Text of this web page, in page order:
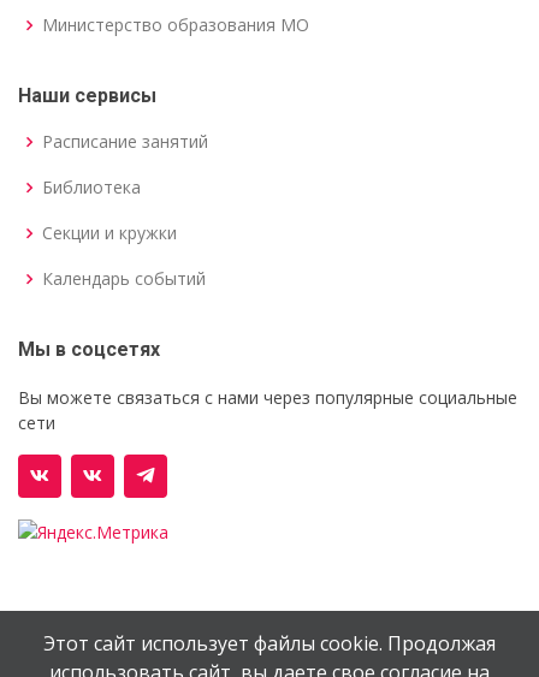
Министерство образования МО
Наши сервисы
Расписание занятий
Библиотека
Секции и кружки
Календарь событий
Мы в соцсетях
Вы можете связаться с нами через популярные социальные
сети
© Орехово-Зуевский железнодорожный техникум им.
Этот сайт использует файлы cookie. Продолжая